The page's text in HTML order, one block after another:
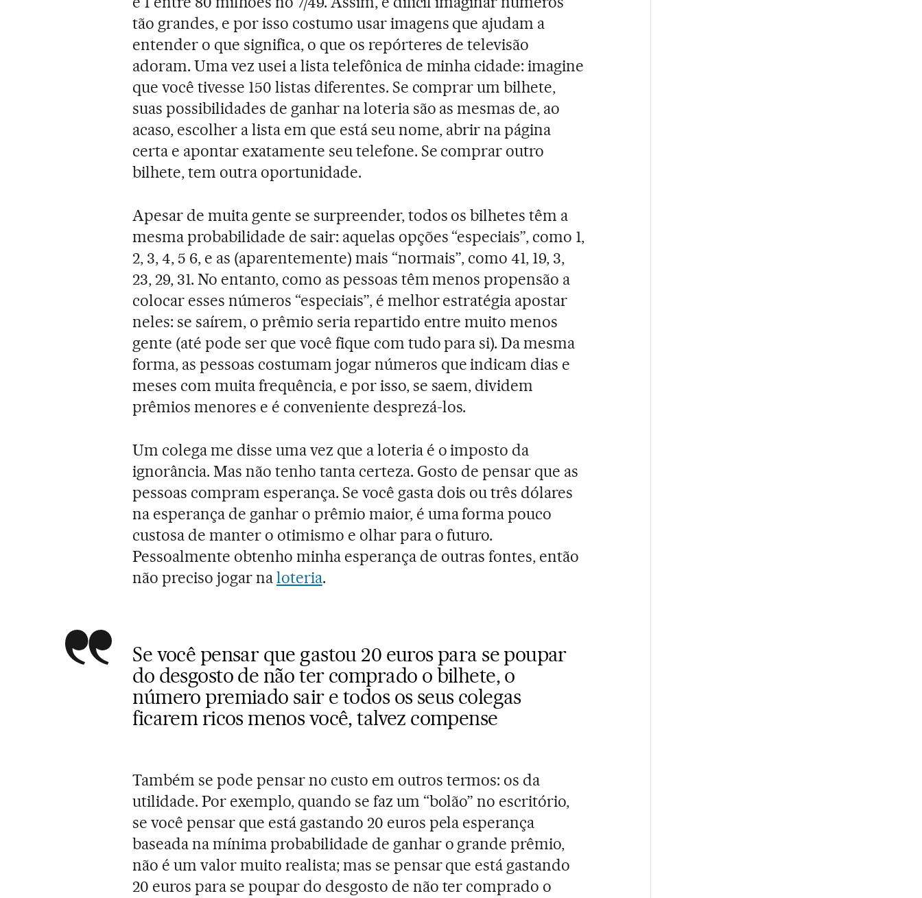
tão grandes, e por isso costumo usar imagens que ajudam a
entender o que significa, o que os repórteres de televisão
adoram. Uma vez usei a lista telefônica de minha cidade: imagine
que você tivesse 150 listas diferentes. Se comprar um bilhete,
suas possibilidades de ganhar na loteria são as mesmas de, ao
acaso, escolher a lista em que está seu nome, abrir na página
certa e apontar exatamente seu telefone. Se comprar outro
bilhete, tem outra oportunidade.
Apesar de muita gente se surpreender, todos os bilhetes têm a
mesma probabilidade de sair: aquelas opções “especiais”, como 1,
2, 3, 4, 5 6, e as (aparentemente) mais “normais”, como 41, 19, 3,
23, 29, 31. No entanto, como as pessoas têm menos propensão a
colocar esses números “especiais”, é melhor estratégia apostar
neles: se saírem, o prêmio seria repartido entre muito menos
gente (até pode ser que você fique com tudo para si). Da mesma
forma, as pessoas costumam jogar números que indicam dias e
meses com muita frequência, e por isso, se saem, dividem
prêmios menores e é conveniente desprezá-los.
Um colega me disse uma vez que a loteria é o imposto da
ignorância. Mas não tenho tanta certeza. Gosto de pensar que as
pessoas compram esperança. Se você gasta dois ou três dólares
na esperança de ganhar o prêmio maior, é uma forma pouco
custosa de manter o otimismo e olhar para o futuro.
Pessoalmente obtenho minha esperança de outras fontes, então
não preciso jogar naloteria.
Se você pensar que gastou 20 euros para se poupar
do desgosto de não ter comprado o bilhete, o
número premiado sair e todos os seus colegas
ficarem ricos menos você, talvez compense
Também se pode pensar no custo em outros termos: os da
utilidade. Por exemplo, quando se faz um “bolão” no escritório,
se você pensar que está gastando 20 euros pela esperança
baseada na mínima probabilidade de ganhar o grande prêmio,
não é um valor muito realista; mas se pensar que está gastando
20 euros para se poupar do desgosto de não ter comprado o